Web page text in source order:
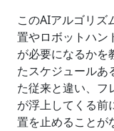
このAIアルゴリズ
置やロボットハン
が必要になるかを
たスケジュールあ
た従来と違い、フ
が浮上してくる前
置を止めることが